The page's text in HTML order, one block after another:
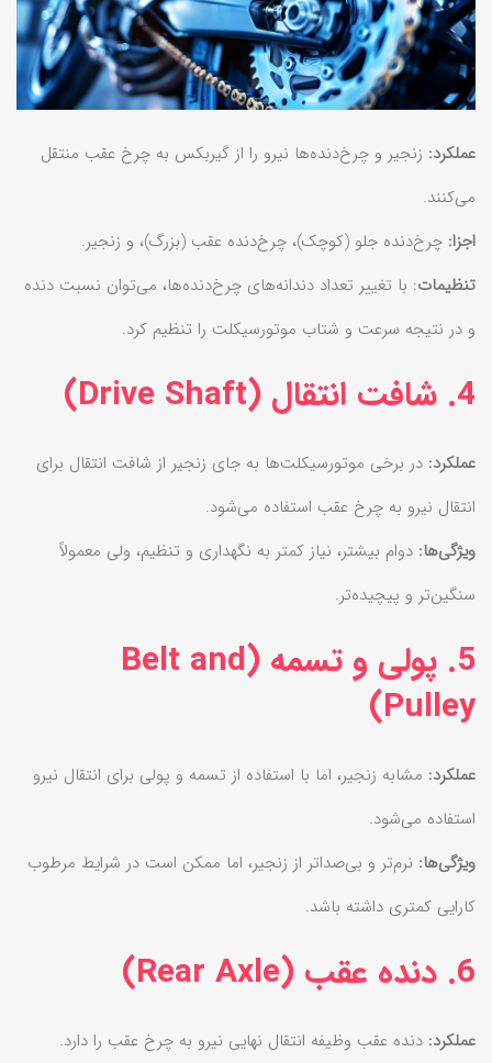
عملکرد: زنجیر و چرخ‌دنده‌ها نیرو را از گیربکس به چرخ عقب منتقل
می‌کنند.
اجزا: چرخ‌دنده جلو (کوچک)، چرخ‌دنده عقب (بزرگ)، و زنجیر.
تنظیمات: با تغییر تعداد دندانه‌های چرخ‌دنده‌ها، می‌توان نسبت دنده
و در نتیجه سرعت و شتاب موتورسیکلت را تنظیم کرد.
4. شافت انتقال (Drive Shaft)
عملکرد: در برخی موتورسیکلت‌ها به جای زنجیر از شافت انتقال برای
انتقال نیرو به چرخ عقب استفاده می‌شود.
ویژگی‌ها: دوام بیشتر، نیاز کمتر به نگهداری و تنظیم، ولی معمولاً
سنگین‌تر و پیچیده‌تر.
5. پولی و تسمه (Belt and
Pulley)
عملکرد: مشابه زنجیر، اما با استفاده از تسمه و پولی برای انتقال نیرو
استفاده می‌شود.
ویژگی‌ها: نرم‌تر و بی‌صداتر از زنجیر، اما ممکن است در شرایط مرطوب
کارایی کمتری داشته باشد.
6. دنده عقب (Rear Axle)
عملکرد: دنده عقب وظیفه انتقال نهایی نیرو به چرخ عقب را دارد.